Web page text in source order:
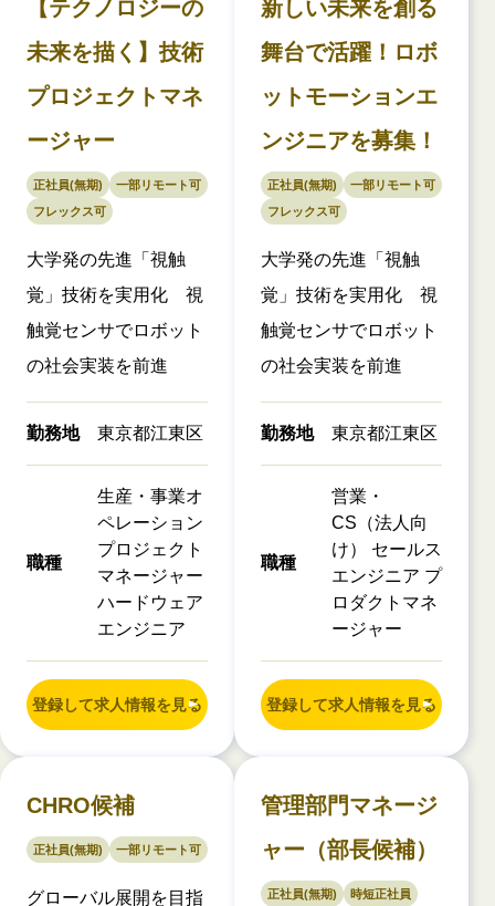
【テクノロジーの
未来を描く】技術
プロジェクトマネ
ージャー
正社員(無期)
一部リモート可
フレックス可
大学発の先進「視触
覚」技術を実用化 視
触覚センサでロボット
の社会実装を前進
勤務地 東京都江東区
職種
生産・事業オ
ペレーション
プロジェクト
マネージャー
ハードウェア
エンジニア
登録して求人情報を見る
新しい未来を創る
舞台で活躍！ロボ
ットモーションエ
ンジニアを募集！
正社員(無期)
一部リモート可
フレックス可
大学発の先進「視触
覚」技術を実用化 視
触覚センサでロボット
の社会実装を前進
勤務地 東京都江東区
職種
営業・
CS（法人向
け） セールス
エンジニア プ
ロダクトマネ
ージャー
登録して求人情報を見る
CHRO候補
正社員(無期) 一部リモート可
グローバル展開を目指
管理部門マネージ
ャー（部長候補）
正社員(無期)
時短正社員